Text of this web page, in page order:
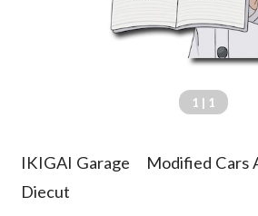
1 | 1
IKIGAI Garage Modified Cars
Diecut